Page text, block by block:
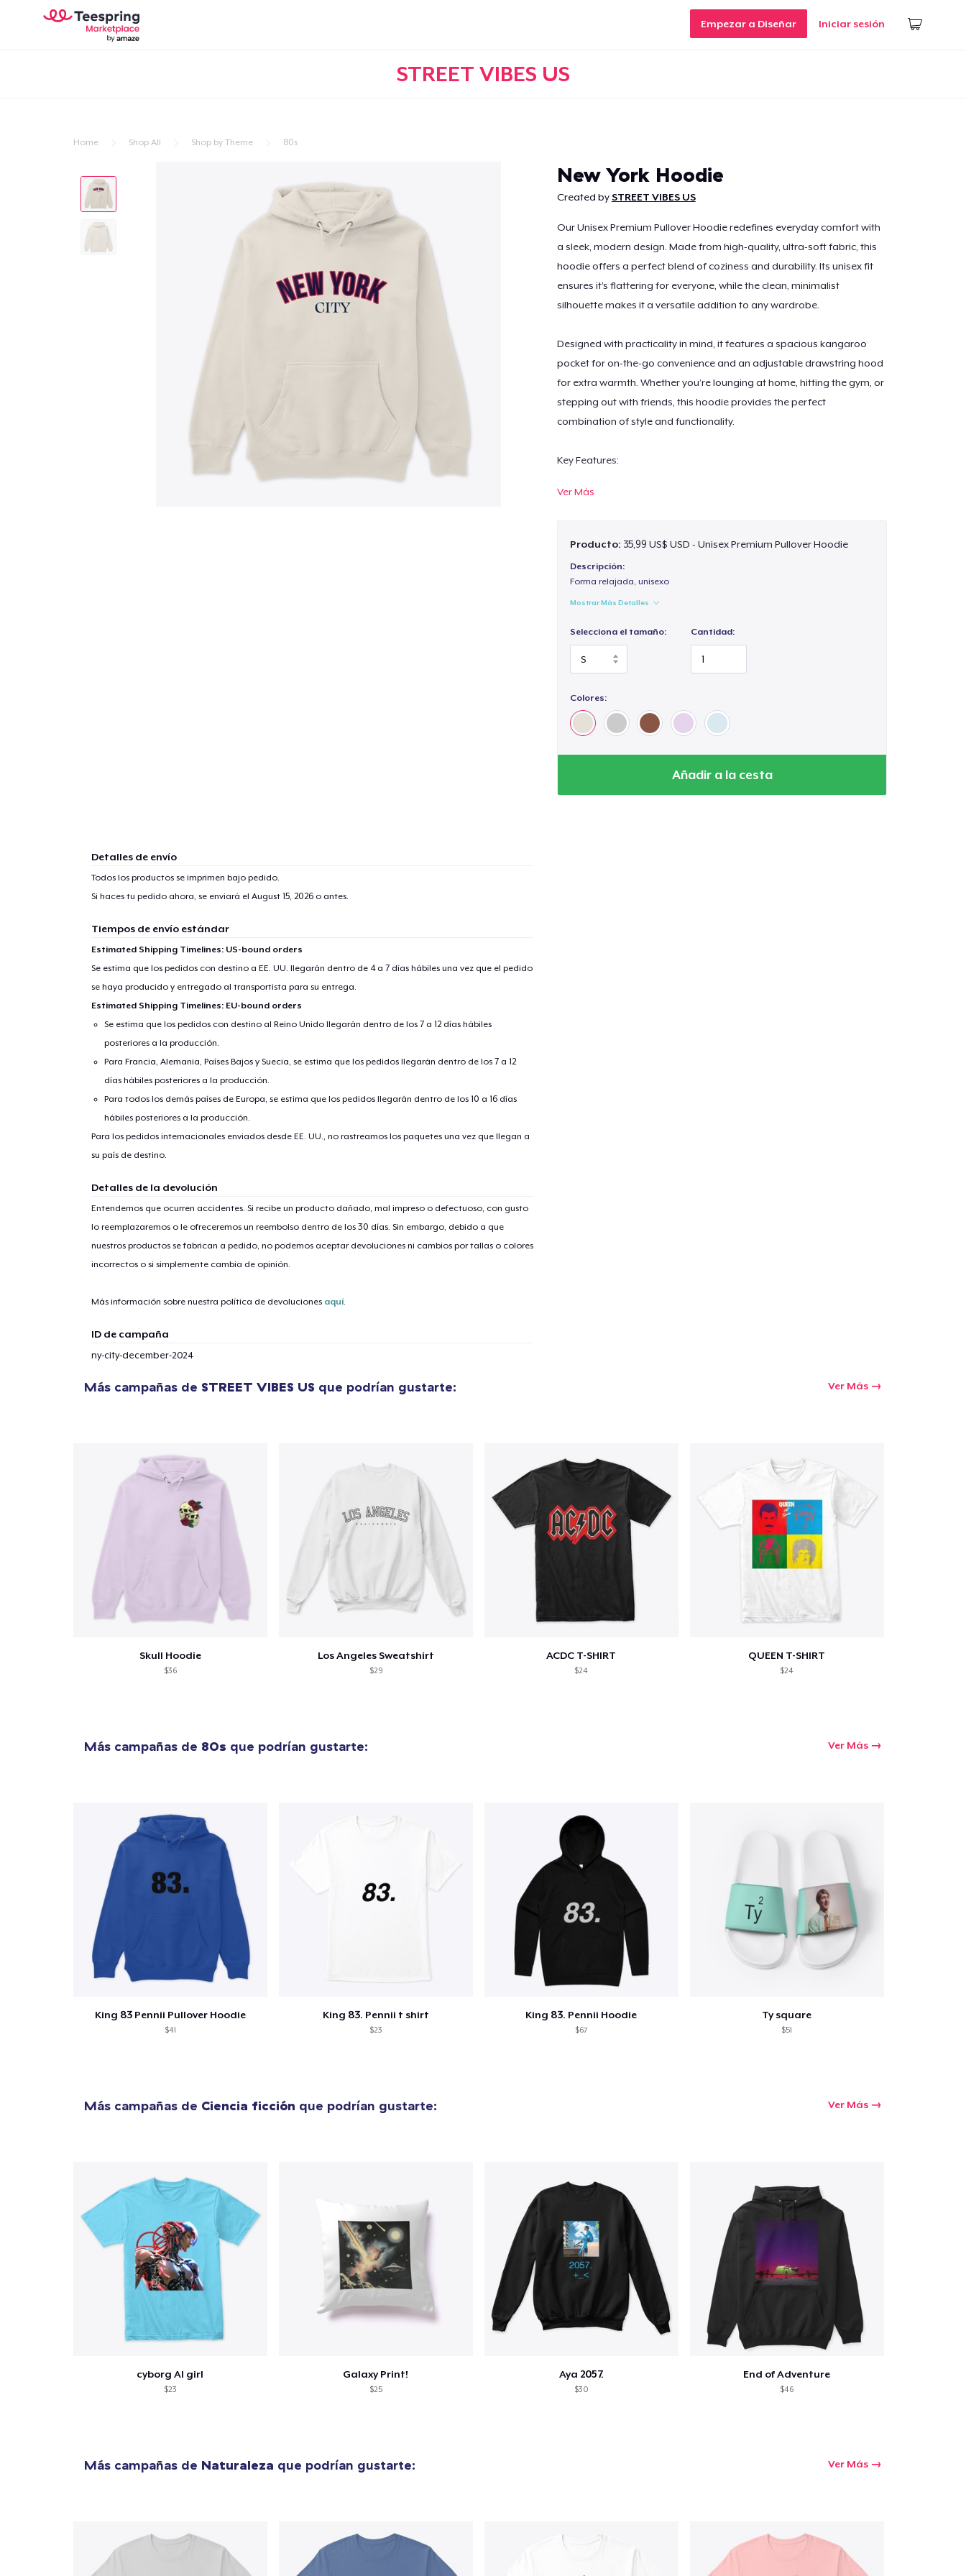
Empezar a Diseñar Iniciar sesión
STREET VIBES US
Home Shop All Shop by Theme 80s
New York Hoodie
Created bySTREET VIBES US
Our Unisex Premium Pullover Hoodie redefines everyday comfort with
a sleek, modern design. Made from high-quality, ultra-soft fabric, this
hoodie offers a perfect blend of coziness and durability. Its unisex fit
ensures it’s flattering for everyone, while the clean, minimalist
silhouette makes it a versatile addition to any wardrobe.
Designed with practicality in mind, it features a spacious kangaroo
pocket for on-the-go convenience and an adjustable drawstring hood
for extra warmth. Whether you’re lounging at home, hitting the gym, or
stepping out with friends, this hoodie provides the perfect
combination of style and functionality.
Key Features:
Premium Fabric: Soft, breathable, and built to last.
Unisex Fit: Comfortable and flattering for all genders.
Classic Design: A wardrobe staple with timeless appeal.
convenience.
Versatile Style: Pairs effortlessly with jeans, joggers, or leggings.
Experience ultimate comfort with a polished look—perfect for any
occasion, any season.
Ver Más
Producto: 35,99 US$ USD - Unisex Premium Pullover Hoodie
Descripción:
Forma relajada, unisexo
Mostrar Más Detalles
Selecciona el tamaño: Cantidad:
Colores:
Añadir a la cesta
Detalles de envío
Todos los productos se imprimen bajo pedido.
Si haces tu pedido ahora, se enviará el August 15, 2026o antes.
Tiempos de envío estándar
Estimated Shipping Timelines: US-bound orders
Se estima que los pedidos con destino a EE. UU. llegarán dentro de 4 a 7 días hábiles una vez que el pedido
se haya producido y entregado al transportista para su entrega.
Estimated Shipping Timelines: EU-bound orders
Se estima que los pedidos con destino al Reino Unido llegarán dentro de los 7 a 12 días hábiles
posteriores a la producción.
Para Francia, Alemania, Países Bajos y Suecia, se estima que los pedidos llegarán dentro de los 7 a 12
días hábiles posteriores a la producción.
Para todos los demás países de Europa, se estima que los pedidos llegarán dentro de los 10 a 16 días
hábiles posteriores a la producción.
Para los pedidos internacionales enviados desde EE. UU., no rastreamos los paquetes una vez que llegan a
su país de destino.
Detalles de la devolución
Entendemos que ocurren accidentes. Si recibe un producto dañado, mal impreso o defectuoso, con gusto
lo reemplazaremos o le ofreceremos un reembolso dentro de los 30 días. Sin embargo, debido a que
nuestros productos se fabrican a pedido, no podemos aceptar devoluciones ni cambios por tallas o colores
incorrectos o si simplemente cambia de opinión.
Más información sobre nuestra política de devoluciones aquí.
ID de campaña
ny-city-december-2024
Más campañas de STREET VIBES US que podrían gustarte: Ver Más
Skull Hoodie
$36
Los Angeles Sweatshirt
$29
ACDC T-SHIRT
$24
QUEEN T-SHIRT
$24
Más campañas de 80s que podrían gustarte: Ver Más
King 83 Pennii Pullover Hoodie
$41
King 83. Pennii t shirt
$23
King 83. Pennii Hoodie
$67
Ty square
$51
Más campañas de Ciencia ficción que podrían gustarte: Ver Más
cyborg AI girl
$23
Galaxy Print!
$25
Aya 2057.
$30
End of Adventure
$46
Más campañas de Naturaleza que podrían gustarte: Ver Más
artículo añadido al carrito Ir al carrito
Finalizar y pagar pedido Seguir comprando